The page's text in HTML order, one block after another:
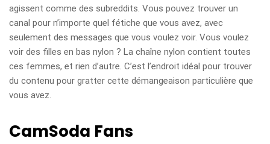
agissent comme des subreddits. Vous pouvez trouver un
canal pour n’importe quel fétiche que vous avez, avec
seulement des messages que vous voulez voir. Vous voulez
voir des filles en bas nylon ? La chaîne nylon contient toutes
ces femmes, et rien d’autre. C’est l’endroit idéal pour trouver
du contenu pour gratter cette démangeaison particulière que
vous avez.
CamSoda Fans